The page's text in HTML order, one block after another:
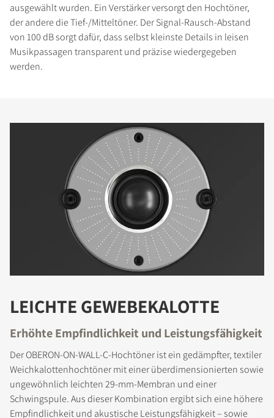
ausgewählt wurden. Ein Verstärker versorgt den Hochtöner,
der andere die Tief-/Mitteltöner. Der Signal-Rausch-Abstand
von 100 dB sorgt dafür, dass selbst kleinste Details in leisen
Musikpassagen transparent und präzise wiedergegeben
werden.
LEICHTE GEWEBEKALOTTE
Erhöhte Empfindlichkeit und Leistungsfähigkeit
Der OBERON-ON-WALL-C-Hochtöner ist ein gedämpfter, textiler
Weichkalottenhochtöner mit einer überdimensionierten sowie
ungewöhnlich leichten 29-mm-Membran und einer
Schwingspule. Aus dieser Kombination ergibt sich eine höhere
Empfindlichkeit und akustische Leistungsfähigkeit – sowie